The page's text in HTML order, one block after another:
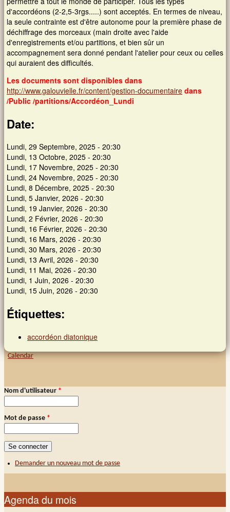
d'accordéons (2-2,5-3rgs.....) sont acceptés. En termes de niveau,
la seule contrainte est d'être autonome pour la première phase de
déchiffrage des morceaux (main droite avec l'aide
d'enregistrements et/ou partitions, et bien sûr un
accompagnement sera donné pendant l'atelier pour ceux ou celles
qui auraient des difficultés.
Les documents sont disponibles dans
http://www.galouvielle.fr/content/gestion-documentaire dans
/Public /partitions/Accordéon_Lundi
Date:
Lundi, 29 Septembre, 2025 - 20:30
Lundi, 13 Octobre, 2025 - 20:30
Lundi, 17 Novembre, 2025 - 20:30
Lundi, 24 Novembre, 2025 - 20:30
Lundi, 8 Décembre, 2025 - 20:30
Lundi, 5 Janvier, 2026 - 20:30
Lundi, 19 Janvier, 2026 - 20:30
Lundi, 2 Février, 2026 - 20:30
Lundi, 16 Février, 2026 - 20:30
Lundi, 16 Mars, 2026 - 20:30
Lundi, 30 Mars, 2026 - 20:30
Lundi, 13 Avril, 2026 - 20:30
Lundi, 11 Mai, 2026 - 20:30
Lundi, 1 Juin, 2026 - 20:30
Lundi, 15 Juin, 2026 - 20:30
Étiquettes:
accordéon diatonique
Calendar
Connexion membre
Nom d'utilisateur *
Mot de passe *
Demander un nouveau mot de passe
Agenda du mois